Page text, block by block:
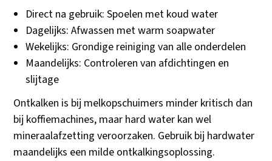
Direct na gebruik: Spoelen met koud water
Dagelijks: Afwassen met warm soapwater
Wekelijks: Grondige reiniging van alle onderdelen
Maandelijks: Controleren van afdichtingen en
slijtage
Ontkalken is bij melkopschuimers minder kritisch dan
bij koffiemachines, maar hard water kan wel
mineraalafzetting veroorzaken. Gebruik bij hardwater
maandelijks een milde ontkalkingsoplossing.